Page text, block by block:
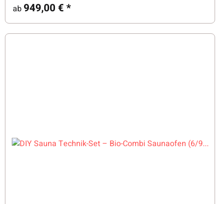
ab949,00 €*